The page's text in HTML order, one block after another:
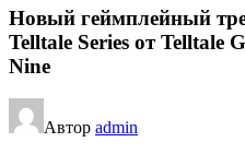
Новый геймплейный
Telltale Series от Telltale
Nine
Автор admin